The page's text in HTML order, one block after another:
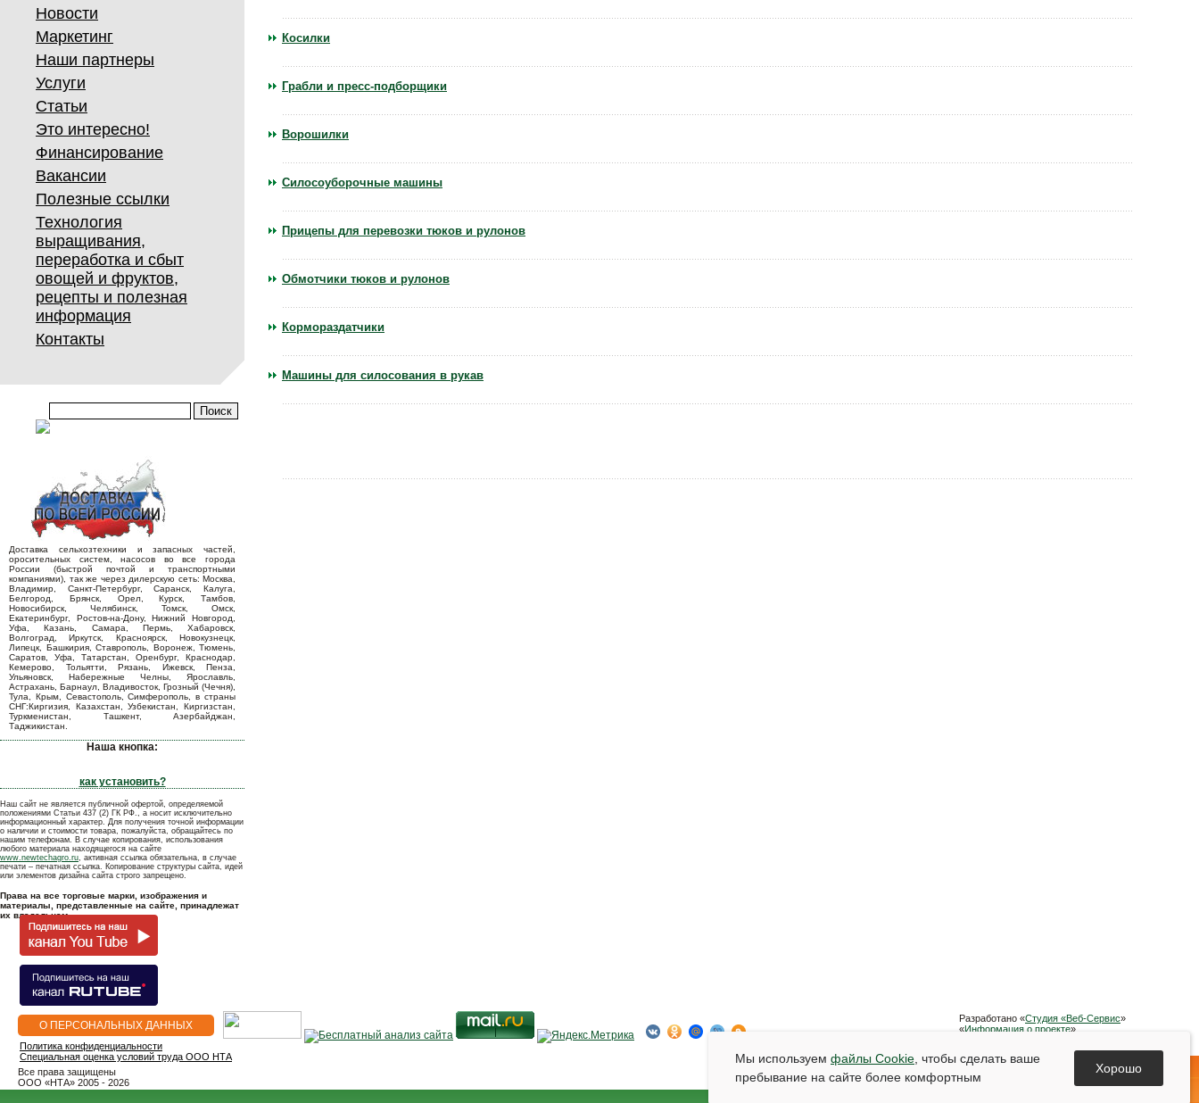
Новости
Маркетинг
Наши партнеры
Услуги
Статьи
Это интересно!
Финансирование
Вакансии
Полезные ссылки
Технология
выращивания,
переработка и сбыт
овощей и фруктов,
рецепты и полезная
информация
Контакты
Доставка сельхозтехники и запасных частей,
оросительных систем, насосов во все города
России (быстрой почтой и транспортными
компаниями), так же через дилерскую сеть: Москва,
Владимир, Санкт-Петербург, Саранск, Калуга,
Белгород, Брянск, Орел, Курск, Тамбов,
Новосибирск, Челябинск, Томск, Омск,
Екатеринбург, Ростов-на-Дону, Нижний Новгород,
Уфа, Казань, Самара, Пермь, Хабаровск,
Волгоград, Иркутск, Красноярск, Новокузнецк,
Липецк, Башкирия, Ставрополь, Воронеж, Тюмень,
Саратов, Уфа, Татарстан, Оренбург, Краснодар,
Кемерово, Тольятти, Рязань, Ижевск, Пенза,
Ульяновск, Набережные Челны, Ярославль,
Астрахань, Барнаул, Владивосток, Грозный (Чечня),
Тула, Крым, Севастополь, Симферополь, в страны
СНГ:Киргизия, Казахстан, Узбекистан, Киргизстан,
Туркменистан, Ташкент, Азербайджан,
Таджикистан.
Наша кнопка:
как установить?
Наш сайт не является публичной офертой, определяемой
положениями Статьи 437 (2) ГК РФ., а носит исключительно
информационный характер. Для получения точной информации
о наличии и стоимости товара, пожалуйста, обращайтесь по
нашим телефонам. В случае копирования, использования
любого материала находящегося на сайте
www.newtechagro.ru, активная ссылка обязательна, в случае
печати – печатная ссылка. Копирование структуры сайта, идей
или элементов дизайна сайта строго запрещено.
Права на все торговые марки, изображения и
материалы, представленные на сайте, принадлежат
их владельцам.
Косилки
Грабли и пресс-подборщики
Ворошилки
Силосоуборочные машины
Прицепы для перевозки тюков и рулонов
Обмотчики тюков и рулонов
Кормораздатчики
Машины для силосования в рукав
О ПЕРСОНАЛЬНЫХ ДАННЫХ
Все права защищены
OOO «НТА» 2005 - 2026
Политика конфиденциальности
Специальная оценка условий труда ООО НТА
Разработано «Студия «Веб-Сервис»
«Информация о проекте»
Мы используем файлы Cookie , чтобы сделать ваше
пребывание на сайте более комфортным
Хорошо